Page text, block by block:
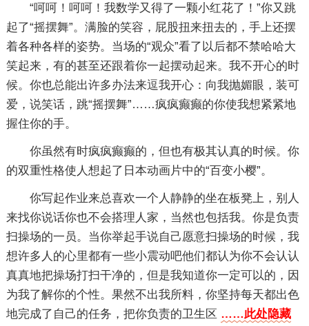
“呵呵！呵呵！我数学又得了一颗小红花了！”你又跳
起了“摇摆舞”。满脸的笑容，屁股扭来扭去的，手上还摆
着各种各样的姿势。当场的“观众”看了以后都不禁哈哈大
笑起来，有的甚至还跟着你一起摆动起来。我不开心的时
候。你也总能出许多办法来逗我开心：向我抛媚眼，装可
爱，说笑话，跳“摇摆舞”……疯疯癫癫的你使我想紧紧地
握住你的手。
你虽然有时疯疯癫癫的，但也有极其认真的时候。你
的双重性格使人想起了日本动画片中的“百变小樱”。
你写起作业来总喜欢一个人静静的坐在板凳上，别人
来找你说话你也不会搭理人家，当然也包括我。你是负责
扫操场的一员。当你举起手说自己愿意扫操场的时候，我
想许多人的心里都有一些小震动吧他们都认为你不会认认
真真地把操场打扫干净的，但是我知道你一定可以的，因
为我了解你的个性。果然不出我所料，你坚持每天都出色
地完成了自己的任务，把你负责的卫生区 ……此处隐藏